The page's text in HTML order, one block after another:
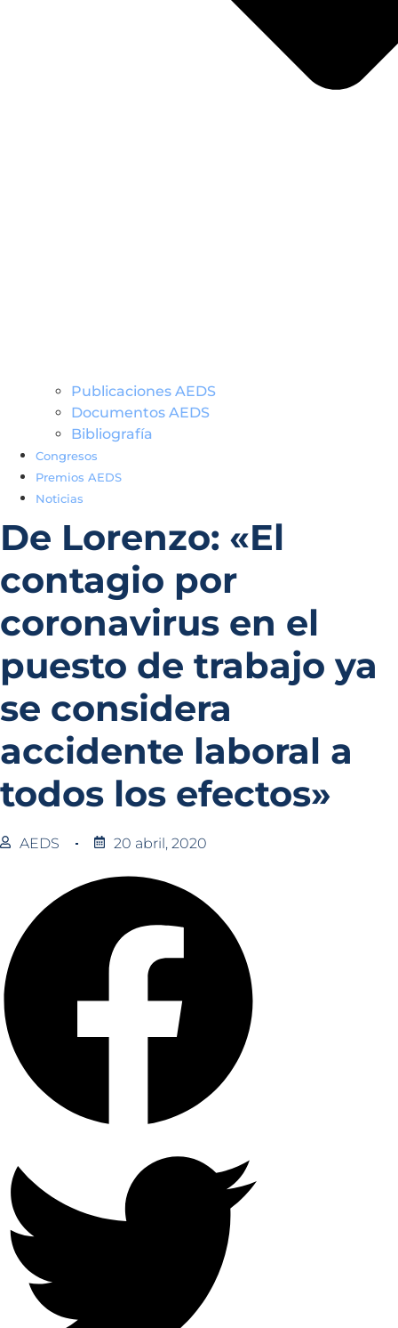
Publicaciones AEDS
Documentos AEDS
Bibliografía
Congresos
Premios AEDS
Noticias
De Lorenzo: «El
contagio por
coronavirus en el
puesto de trabajo ya
se considera
accidente laboral a
todos los efectos»
AEDS 20 abril, 2020